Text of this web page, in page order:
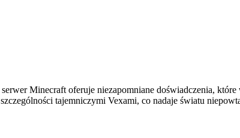
Minecraft oferuje niezapomniane doświadczenia,
tajemniczymi Vexami, co nadaje światu